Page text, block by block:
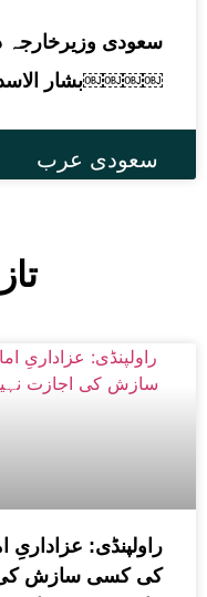
سعودی عرب
سعودی
بشار الاسد سے ملاقات کی￼￼￼￼
راولپنڈی:
کی کسی سازش کی